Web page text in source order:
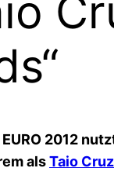
2012
alsTaio Cruz